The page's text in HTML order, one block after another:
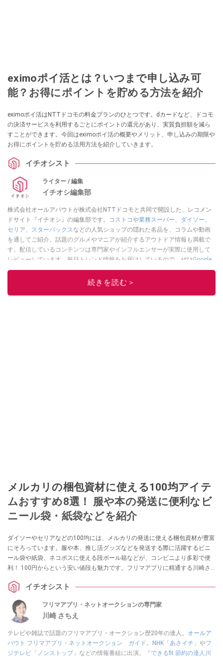
eximoポイ活とは？いつまで申し込み可
能？お得にポイントを貯める方法を紹介
eximoポイ活はNTTドコモの料金プランのひとつです。dカードなど、ドコモ
の決済サービスを利用するごとにポイントの還元があり、実質負担額を減ら
すことができます。今回はeximoポイ活の概要やメリット、申し込みの期限や
お得にポイントを貯める活用方法を紹介していきます。
イチオシスト
ライター / 編集
イチオシ編集部
株式会社オールアバウトが株式会社NTTドコモと共同で開設した、レコメン
ドサイト『イチオシ』の編集部です。
コストコや業務スーパー、 ダイソー、
セリア、 スターバックスなどの人気ショップの隠れた名品を、コラムや動画
を通してご紹介。話題のグルメやマニアが紹介するアウトドア情報も満載で
す。配信しているコンテンツは専門家やインフルエンサーが実際に使用して
レビューしています。毎日トレンド情報をお届けしているので、ぜひGoogle
ニュースでフォローしてください！
このイチオシストの他の記事を読む
続きを読む＞
メルカリの梱包資材に使える100均アイテ
ムおすすめ8選！ 服や本の発送に便利なビ
ニール袋・紙袋などを紹介
ダイソーやセリアなどの100均には、メルカリの発送に使える梱包資材が豊富
にそろっています。服や本、推し活グッズなどを発送する際に活躍するビニ
ール袋や紙袋、ネコポスに使える段ボール箱などが、コンビニより多彩で便
利！ 100円からという安い値段も魅力です。フリマアプリに精通する川崎さ
のおすすめ梱包資材ご紹介。「ひどい梱包に出会った」という口コミ・エピ
イチオシスト
フリマアプリ・ネットオークションの専門家
川崎 さちえ
テレビや雑誌で話題のフリマアプリ・オークション歴20年の達人。 オールア
バウト フリマアプリ・ネットオークション ガイド。 NHK「あさイチ」 やフ
ジテレビ「ノンストップ」 などの情報番組に出演。
『できるfit 節約の達人川